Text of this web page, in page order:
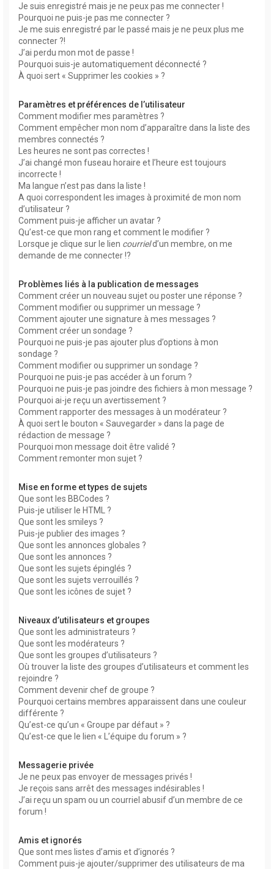
Je suis enregistré mais je ne peux pas me connecter !
Pourquoi ne puis-je pas me connecter ?
Je me suis enregistré par le passé mais je ne peux plus me
connecter ?!
J’ai perdu mon mot de passe !
Pourquoi suis-je automatiquement déconnecté ?
À quoi sert « Supprimer les cookies » ?
Paramètres et préférences de l’utilisateur
Comment modifier mes paramètres ?
Comment empêcher mon nom d’apparaître dans la liste des
membres connectés ?
Les heures ne sont pas correctes !
J’ai changé mon fuseau horaire et l’heure est toujours
incorrecte !
Ma langue n’est pas dans la liste !
A quoi correspondent les images à proximité de mon nom
d’utilisateur ?
Comment puis-je afficher un avatar ?
Qu’est-ce que mon rang et comment le modifier ?
Lorsque je clique sur le lien courrield’un membre, on me
demande de me connecter !?
Problèmes liés à la publication de messages
Comment créer un nouveau sujet ou poster une réponse ?
Comment modifier ou supprimer un message ?
Comment ajouter une signature à mes messages ?
Comment créer un sondage ?
Pourquoi ne puis-je pas ajouter plus d’options à mon
sondage ?
Comment modifier ou supprimer un sondage ?
Pourquoi ne puis-je pas accéder à un forum ?
Pourquoi ne puis-je pas joindre des fichiers à mon message ?
Pourquoi ai-je reçu un avertissement ?
Comment rapporter des messages à un modérateur ?
À quoi sert le bouton « Sauvegarder » dans la page de
rédaction de message ?
Pourquoi mon message doit être validé ?
Comment remonter mon sujet ?
Mise en forme et types de sujets
Que sont les BBCodes ?
Puis-je utiliser le HTML ?
Que sont les smileys ?
Puis-je publier des images ?
Que sont les annonces globales ?
Que sont les annonces ?
Que sont les sujets épinglés ?
Que sont les sujets verrouillés ?
Que sont les icônes de sujet ?
Niveaux d’utilisateurs et groupes
Que sont les administrateurs ?
Que sont les modérateurs ?
Que sont les groupes d’utilisateurs ?
Où trouver la liste des groupes d’utilisateurs et comment les
rejoindre ?
Comment devenir chef de groupe ?
Pourquoi certains membres apparaissent dans une couleur
différente ?
Qu’est-ce qu’un « Groupe par défaut » ?
Qu’est-ce que le lien « L’équipe du forum » ?
Messagerie privée
Je ne peux pas envoyer de messages privés !
Je reçois sans arrêt des messages indésirables !
J’ai reçu un spam ou un courriel abusif d’un membre de ce
forum !
Amis et ignorés
Que sont mes listes d’amis et d’ignorés ?
Comment puis-je ajouter/supprimer des utilisateurs de ma